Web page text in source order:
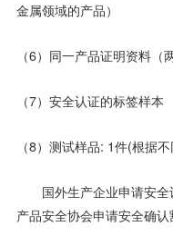
金属领域的产品）
（6）同一产品证明资料（
（7）安全认证的标签样本
（8）测试样品: 1件(根据
国外生产企业申请安全
产品安全协会申请安全确认